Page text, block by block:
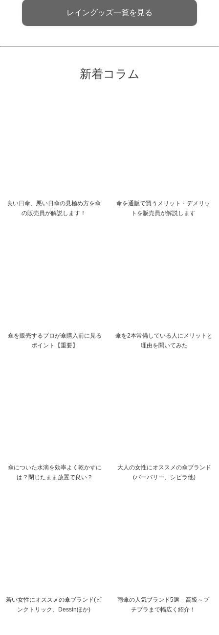
レイングッズ一覧を見る
新着コラム
良い日傘、悪い日傘の見極め方を傘
の販売員が解説します！
傘を通販で買うメリット・デメリッ
トを販売員が解説します
傘を販売するプロが傘購入前に見る
ポイント【重要】
傘を2本常備している人にメリットと
理由を聞いてみた
傘についた水滴を効率よく乾かすに
は？閉じたまま放置で良い？
大人の女性にオススメの傘ブランド
(バーバリー、シビラ他)
若い女性にオススメの傘ブランド(ピ
ンクトリック、Dessinほか)
雨傘の人気ブランド5選 – 高級～プ
チプラまで幅広く紹介！